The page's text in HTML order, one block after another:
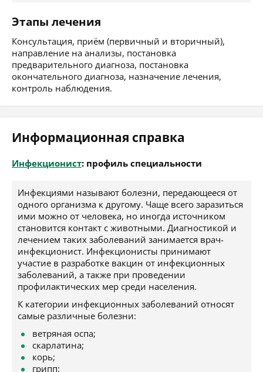
Этапы лечения
Консультация, приём (первичный и вторичный),
направление на анализы, постановка
предварительного диагноза, постановка
окончательного диагноза, назначение лечения,
контроль наблюдения.
Информационная справка
Инфекционист: профиль специальности
Инфекциями называют болезни, передающееся от
одного организма к другому. Чаще всего заразиться
ими можно от человека, но иногда источником
становится контакт с животными. Диагностикой и
лечением таких заболеваний занимается врач-
инфекционист. Инфекционисты принимают
участие в разработке вакцин от инфекционных
заболеваний, а также при проведении
профилактических мер среди населения.
К категории инфекционных заболеваний относят
самые различные болезни:
ветряная оспа;
скарлатина;
корь;
грипп;